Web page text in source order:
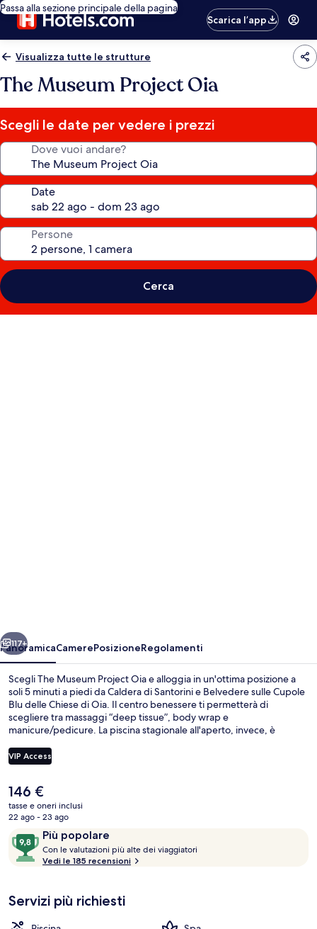
Passa alla sezione principale della pagina
Scarica l’app
Visualizza tutte le strutture
The Museum Project Oia
Scegli le date per vedere i prezzi
Dove vuoi andare?
Date
Persone
Cerca
Avanti
117+
PanoramicaCamerePosizioneRegolamenti
Scegli The Museum Project Oia e alloggia in un'ottima posizione a
soli 5 minuti a piedi da Caldera di Santorini e Belvedere sulle Cupole
Blu delle Chiese di Oia. Il centro benessere ti permetterà di
scegliere tra massaggi “deep tissue”, body wrap e
manicure/pedicure. La piscina stagionale all'aperto, invece, è
guest house di lusso includono un bar a bordo piscina e un giardino.
Le recensioni degli ospiti lodano il personale gentile della struttura.
VIP Access
Il
prezzo
attuale
146 €
146 €
tasse e oneri inclusi
22 ago - 23 ago
RecensioniPiù popolare
9,8
su
10,
popolare
Con le valutazioni più alte dei viaggiatori
Vedi le 185 recensioni
Servizi più richiesti